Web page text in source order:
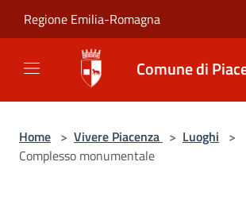
Regione Emilia-Romagna
Comune di
Home > Vivere Piacenza > Luoghi >
Complesso monumentale